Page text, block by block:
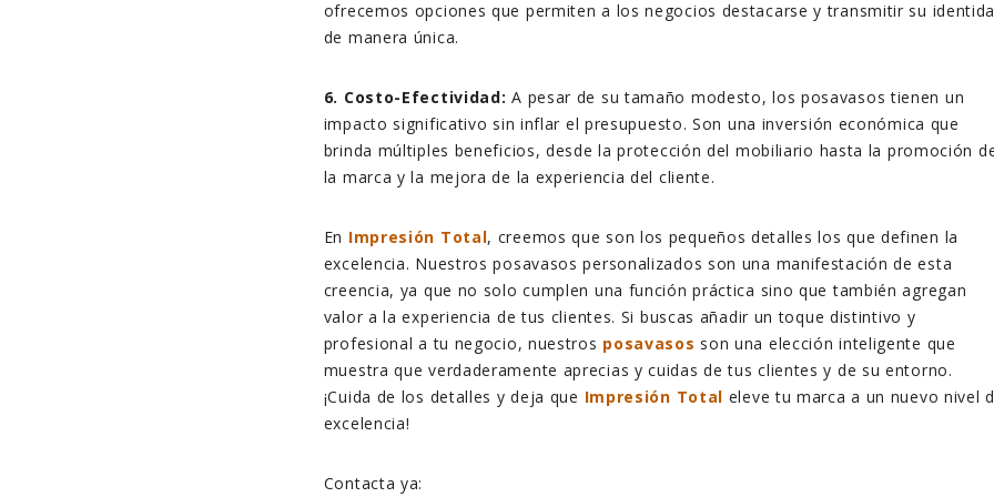
ofrecemos opciones que permiten a los negocios destacarse y transmitir su
de manera única.
6. Costo-Efectividad: A pesar de su tamaño modesto, los posavasos tienen un
impacto significativo sin inflar el presupuesto. Son una inversión económica que
brinda múltiples beneficios, desde la protección del mobiliario hasta la promoción
la marca y la mejora de la experiencia del cliente.
En Impresión Total, creemos que son los pequeños detalles los que definen la
excelencia. Nuestros posavasos personalizados son una manifestación de esta
creencia, ya que no solo cumplen una función práctica sino que también agregan
valor a la experiencia de tus clientes. Si buscas añadir un toque distintivo y
profesional a tu negocio, nuestros posavasos son una elección inteligente que
muestra que verdaderamente aprecias y cuidas de tus clientes y de su entorno.
¡Cuida de los detalles y deja que Impresión Total eleve tu marca a un nuevo nivel
excelencia!
Contacta ya: